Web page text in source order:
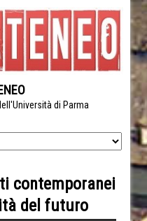
di Parma
contemporanei
del futuro